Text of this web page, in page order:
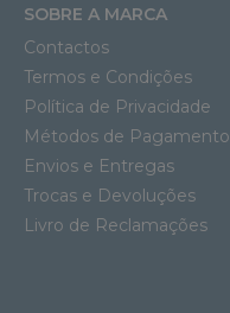
SOBRE A MARCA
Contactos
Termos e Condições
Política de Privacidade
Métodos de Pagamento
Envios e Entregas
Trocas e Devoluções
Livro de Reclamações